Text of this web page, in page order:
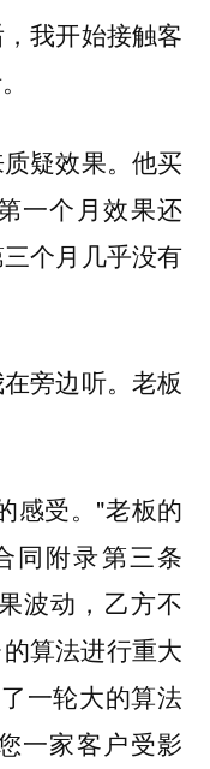
我开始接触客
疑效果。他买
一个月效果还
个月几乎没有
旁边听。老板
感受。"老板的
同附录第三条
波动，乙方不
算法进行重大
一轮大的算法
一家客户受影